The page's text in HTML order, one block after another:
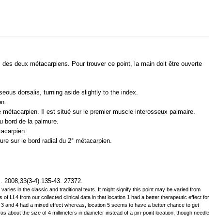
deux métacarpiens. Pour trouver ce point, la main doit être ouverte
dorsalis, turning aside slightly to the index.
Il est situé sur le premier muscle interosseux palmaire.
bord de la palmure.
sur le bord radial du 2° métacarpien.
4):135-43. 27372.
in the classic and traditional texts. It might signify this point may be varied from
LI.4 from our collected clinical data in that location 1 had a better therapeutic effect for
and 4 had a mixed effect whereas, location 5 seems to have a better chance to get
the size of 4 millimeters in diameter instead of a pin-point location, though needle